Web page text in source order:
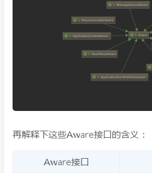
再解释下这些Aware接口的含义：
Aware接口